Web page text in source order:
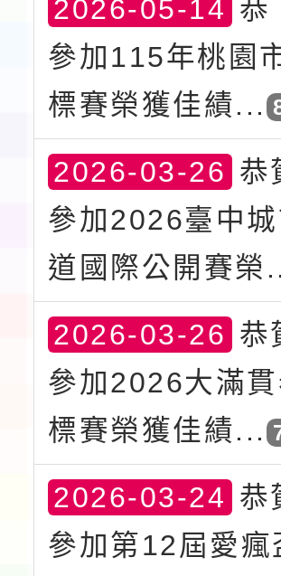
2026-05-14 恭
參加115年桃園
標賽榮獲佳績...
2026-03-26 恭
參加2026臺中
道國際公開賽榮
2026-03-26 恭
參加2026大滿
標賽榮獲佳績...
2026-03-24 恭
參加第12屆愛